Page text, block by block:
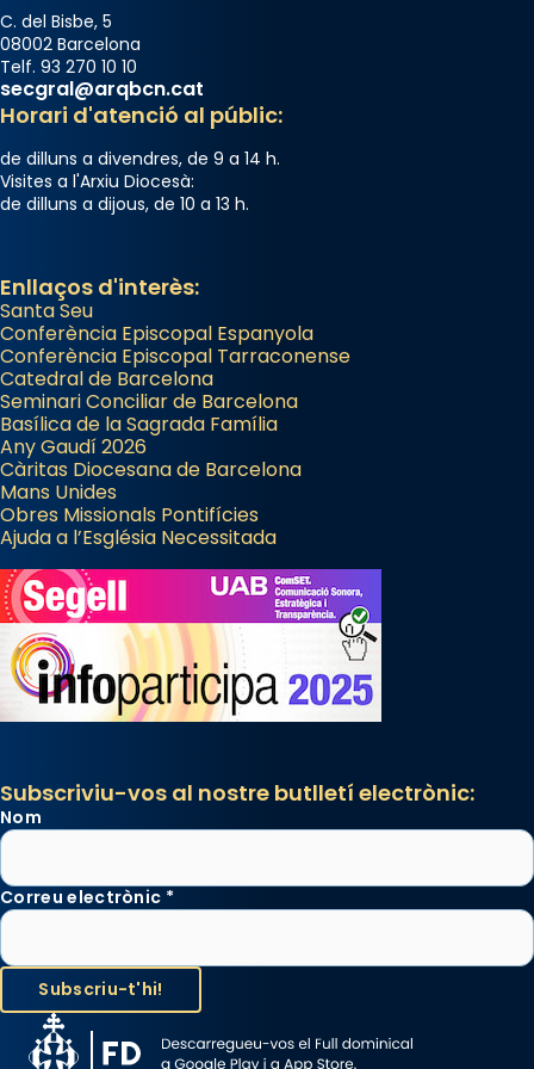
C. del Bisbe, 5
08002 Barcelona
Telf. 93 270 10 10
secgral@arqbcn.cat
Horari d'atenció al públic:
de dilluns a divendres, de 9 a 14 h.
Visites a l'Arxiu Diocesà:
de dilluns a dijous, de 10 a 13 h.
Enllaços d'interès:
Santa Seu
Conferència Episcopal Espanyola
Conferència Episcopal Tarraconense
Catedral de Barcelona
Seminari Conciliar de Barcelona
Basílica de la Sagrada Família
Any Gaudí 2026
Càritas Diocesana de Barcelona
Mans Unides
Obres Missionals Pontifícies
Ajuda a l’Església Necessitada
Subscriviu-vos al nostre butlletí electrònic:
Nom
Correu electrònic *